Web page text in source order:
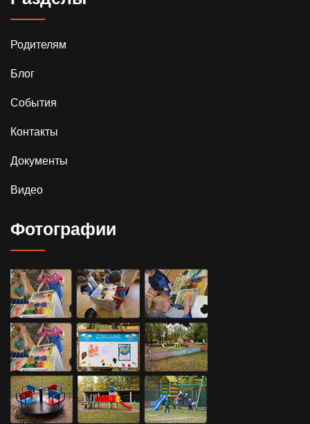
Родителям
Блог
События
Контакты
Документы
Видео
Фотографии